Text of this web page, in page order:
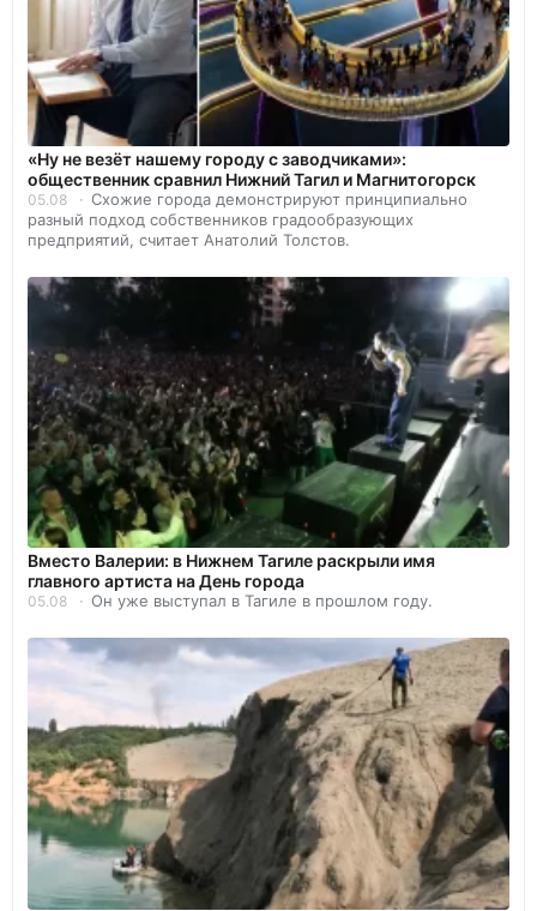
«Ну не везёт нашему городу с заводчиками»:
общественник сравнил Нижний Тагил и Магнитогорск
05.08
Схожие города демонстрируют принципиально
разный подход собственников градообразующих
предприятий, считает Анатолий Толстов.
Вместо Валерии: в Нижнем Тагиле раскрыли имя
главного артиста на День города
05.08 Он уже выступал в Тагиле в прошлом году.